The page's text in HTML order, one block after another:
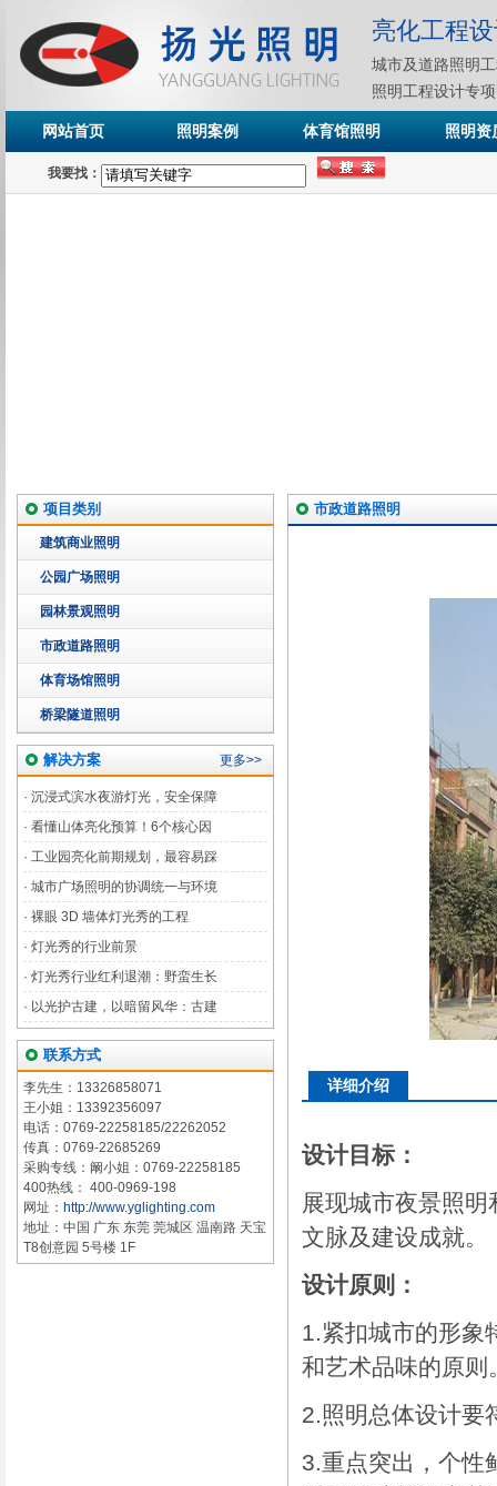
亮化工程
城市及道路照明
照明工程设计专
网站首页 照明案例 体育馆照明 照明资
我要找：
项目类别
建筑商业照明
公园广场照明
园林景观照明
市政道路照明
体育场馆照明
桥梁隧道照明
解决方案 更多>>
· 沉浸式滨水夜游灯光，安全保障
· 看懂山体亮化预算！6个核心因
· 工业园亮化前期规划，最容易踩
· 城市广场照明的协调统一与环境
· 裸眼 3D 墙体灯光秀的工程
· 灯光秀的行业前景
· 灯光秀行业红利退潮：野蛮生长
· 以光护古建，以暗留风华：古建
联系方式
李先生：13326858071
王小姐：13392356097
电话：0769-22258185/22262052
传真：0769-22685269
采购专线：阚小姐：0769-22258185
400热线： 400-0969-198
网址： http://www.yglighting.com
地址：中国 广东 东莞 莞城区 温南路 天宝
T8创意园 5号楼 1F
市政道路照明
详细介绍
设计目标：
展现城市夜景照
文脉及建设成就。
设计原则：
1.紧扣城市的形象
和艺术品味的原则
2.照明总体设计要
3.重点突出，个性